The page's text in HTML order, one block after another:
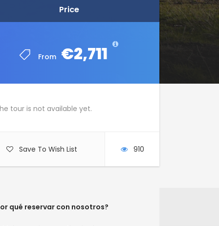
Price
From €2,711
Price
From €2,711
tour is not available yet.
Save To Wish List 910
qué reservar con nosotros?